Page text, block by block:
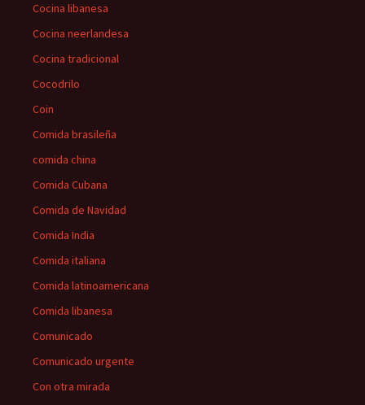
Cocina libanesa
Cocina neerlandesa
Cocina tradicional
Cocodrilo
Coin
Comida brasileña
comida china
Comida Cubana
Comida de Navidad
Comida India
Comida italiana
Comida latinoamericana
Comida libanesa
Comunicado
Comunicado urgente
Con otra mirada